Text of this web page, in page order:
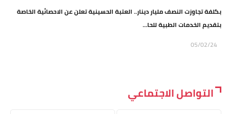
بكلفة تجاوزت النصف مليار دينار.. العتبة الحسينية تعلن عن الاحصائية الخاصة
بتقديم الخدمات الطبية للحا...
05/02/24
التواصل الاجتماعي